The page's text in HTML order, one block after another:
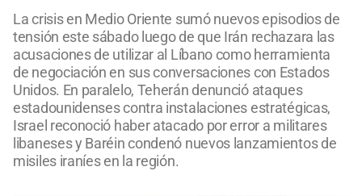
La crisis en Medio Oriente sumó nuevos episodios de
tensión este sábado luego de que Irán rechazara las
acusaciones de utilizar al Líbano como herramienta
de negociación en sus conversaciones con Estados
Unidos. En paralelo, Teherán denunció ataques
estadounidenses contra instalaciones estratégicas,
Israel reconoció haber atacado por error a militares
libaneses y Baréin condenó nuevos lanzamientos de
misiles iraníes en la región.